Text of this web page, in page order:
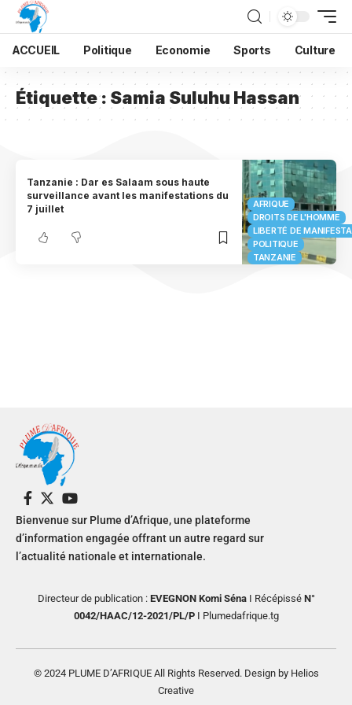
ACCUEIL Politique Economie Sports Culture
Étiquette : Samia Suluhu Hassan
AFRIQUE
DROITS DE L'HOMME
LIBERTÉ DE
POLITIQUE
TANZANIE
Tanzanie : Dar es Salaam sous haute
surveillance avant les manifestations du
7 juillet
Bienvenue sur Plume d’Afrique, une plateforme
d’information engagée offrant un autre regard sur
l’actualité nationale et internationale.
Directeur de publication : EVEGNON Komi SénaI RécépisséN°
0042/HAAC/12-2021/PL/PI Plumedafrique.tg
© 2024 PLUME D’AFRIQUE All Rights Reserved. Design by Helios
Creative